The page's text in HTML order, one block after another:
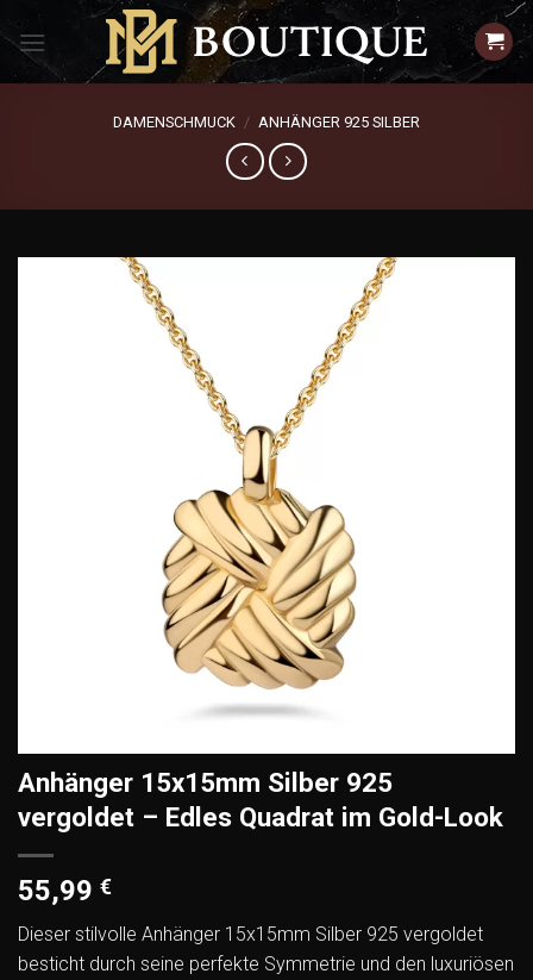
Inhalt
springen
DAMENSCHMUCK / ANHÄNGER 925 SILBER
Anhänger 15x15mm Silber 925
vergoldet – Edles Quadrat im Gold-Look
55,99 €
Dieser stilvolle Anhänger 15x15mm Silber 925 vergoldet
besticht durch seine perfekte Symmetrie und den luxuriösen